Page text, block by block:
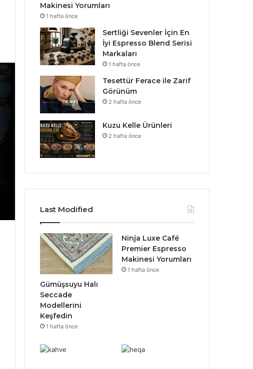
Makinesi Yorumları
1 hafta önce
Sertliği Sevenler İçin En
İyi Espresso Blend Serisi
Markaları
1 hafta önce
Tesettür Ferace ile Zarif
Görünüm
2 hafta önce
Kuzu Kelle Ürünleri
2 hafta önce
Last Modified
Gümüşsuyu Halı
Seccade
Modellerini
Keşfedin
1 hafta önce
Ninja Luxe Café
Premier Espresso
Makinesi Yorumları
1 hafta önce